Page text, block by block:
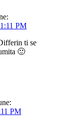
PM
ti se
🙂
PM